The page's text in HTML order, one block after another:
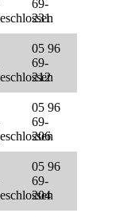
69-
231
05 96
69-
212
05 96
69-
206
05 96
69-
204